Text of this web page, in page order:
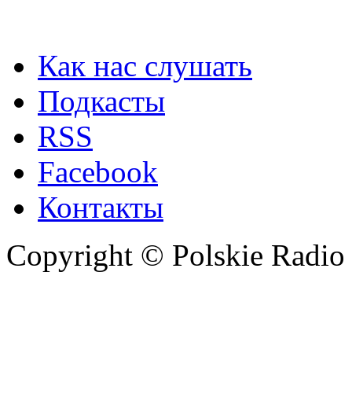
Как нас слушать
Подкасты
RSS
Facebook
Контакты
Copyright © Polskie